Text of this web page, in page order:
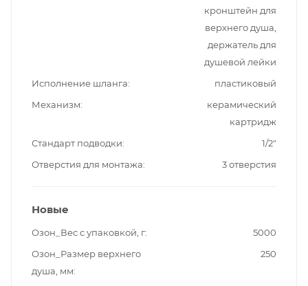
кронштейн для
верхнего душа,
держатель для
душевой лейки
Исполнение шланга
пластиковый
Механизм
керамический
картридж
Стандарт подводки
1/2"
Отверстия для монтажа
3 отверстия
Новые
Озон_Вес с упаковкой, г
5000
Озон_Размер верхнего
душа, мм
250